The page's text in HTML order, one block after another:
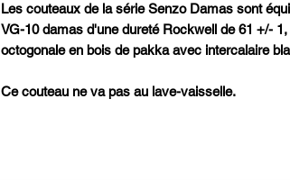
Les couteaux de la série Senzo Damas sont
VG-10 damas d'une dureté Rockwell de 61 +/-
octogonale en bois de pakka avec intercalaire
Ce couteau ne va pas au lave-vaisselle.